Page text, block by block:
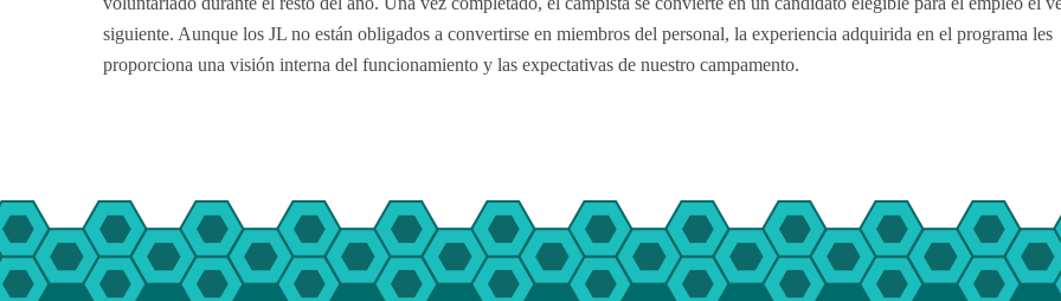
siguiente. Aunque los JL no están obligados a convertirse en miembros del personal, la experiencia adquirida en el programa les
proporciona una visión interna del funcionamiento y las expectativas de nuestro campamento.